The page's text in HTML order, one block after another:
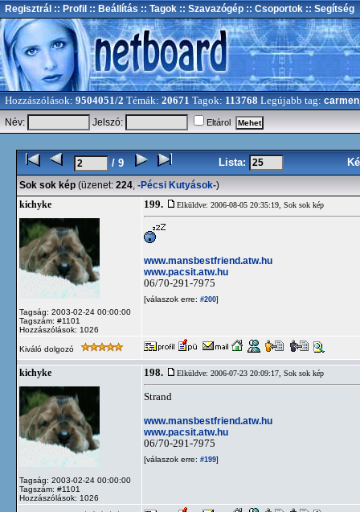
Regisztrál :: Profil :: Beállítás :: Tagok :: Szavazógép :: Csoportok :: Segítség
Hozzászólások: 9504051/2 Témák: 20671 Tagok: 113768 Legújabb tag:
Név:
Jelszó: Eltárol
/ 9 Lista:
Sok sok kép (üzenet: 224, -Pécsi Kutyások-)
kichyke
Tagság: 2003-02-24 00:00:00
Tagszám: #1101
Hozzászólások: 1026
199. Elküldve: 2006-08-05 20:35:19, Sok sok kép
www.mansbestfriend.atw.hu
www.pacsit.atw.hu
06/70-291-7975
[válaszok erre: #200]
Kiváló dolgozó
kichyke
Tagság: 2003-02-24 00:00:00
Tagszám: #1101
Hozzászólások: 1026
198. Elküldve: 2006-07-23 20:09:17, Sok sok kép
Strand
www.mansbestfriend.atw.hu
www.pacsit.atw.hu
06/70-291-7975
[válaszok erre: #199]